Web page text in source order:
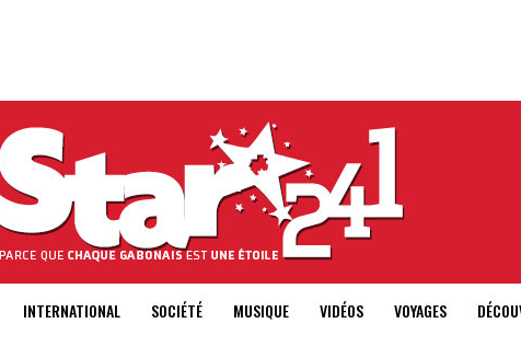
INTERNATIONAL SOCIÉTÉ MUSIQUE VIDÉOS VOYAGES